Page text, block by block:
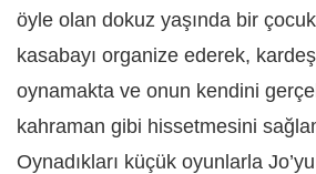
öyle olan dokuz yaşında bir
kasabayı organize ederek,
oynamakta ve onun kendini
kahraman gibi hissetmesini
Oynadıkları küçük oyunlarla